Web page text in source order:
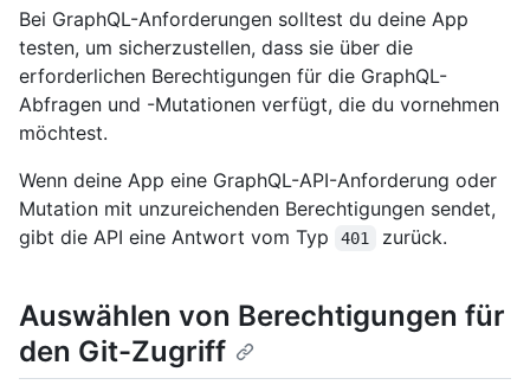
Bei GraphQL-Anforderungen solltest du deine App
testen, um sicherzustellen, dass sie über die
erforderlichen Berechtigungen für die GraphQL-
Abfragen und -Mutationen verfügt, die du vornehmen
möchtest.
Wenn deine App eine GraphQL-API-Anforderung oder
Mutation mit unzureichenden Berechtigungen sendet,
gibt die API eine Antwort vom Typ
401 zurück.
Auswählen von Berechtigungen für
den Git-Zugriff